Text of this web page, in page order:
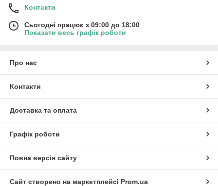
Контакти
Сьогодні працює з 09:00 до 18:00
Показати весь графік роботи
Про нас
Контакти
Доставка та оплата
Графік роботи
Повна версія сайту
Сайт створено на маркетплейсі Prom.ua